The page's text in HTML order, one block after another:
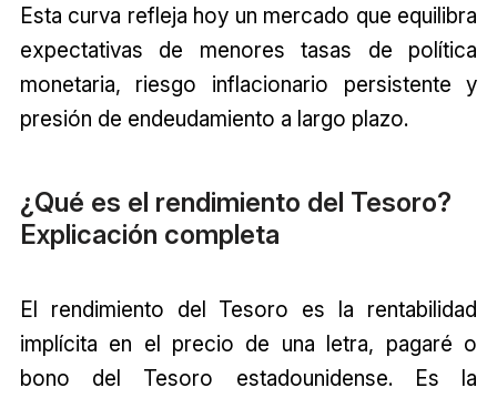
Esta curva refleja hoy un mercado que equilibra
expectativas de menores tasas de política
monetaria, riesgo inflacionario persistente y
presión de endeudamiento a largo plazo.
¿Qué es el rendimiento del Tesoro?
Explicación completa
El rendimiento del Tesoro es la rentabilidad
implícita en el precio de una letra, pagaré o
bono del Tesoro estadounidense. Es la